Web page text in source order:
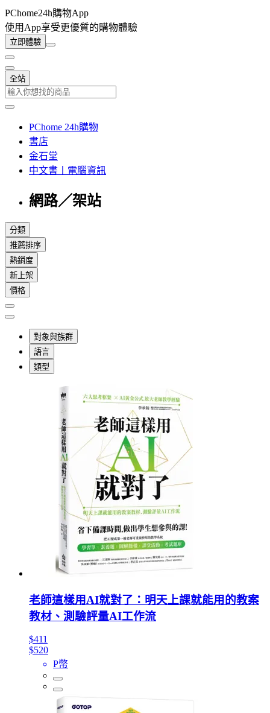
PChome24h購物App
使用App享受更優質的購物體驗
立即體驗
全站
PChome 24h購物
書店
金石堂
中文書丨電腦資訊
網路／架站
分類
推薦排序
熱銷度
新上架
價格
對象與族群
語言
類型
老師這樣用AI就對了：明天上課就能用的教案
教材、測驗評量AI工作流
$411
$520
P幣